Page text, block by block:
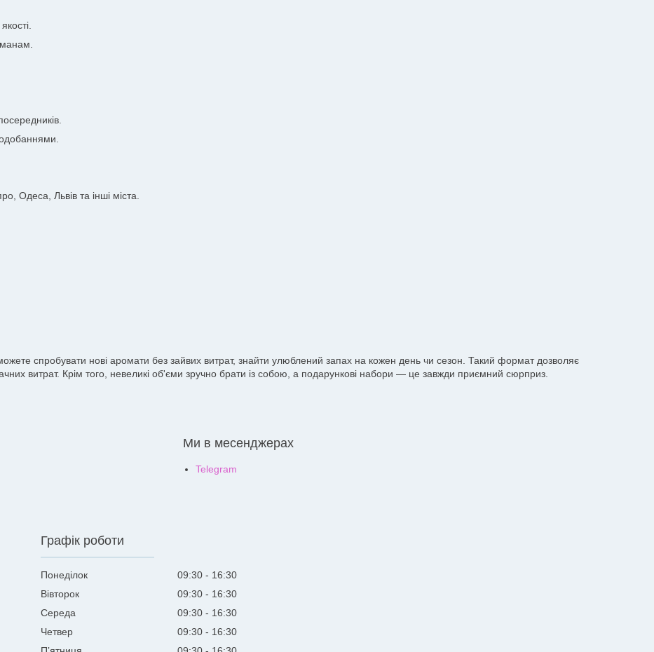
Одеса, Львів та інші міста.
спробувати нові аромати без зайвих витрат, знайти улюблений запах на кожен день чи сезон. Такий формат дозволяє
витрат. Крім того, невеликі об'єми зручно брати із собою, а подарункові набори — це завжди приємний сюрприз.
Ми в месенджерах
Telegram
Графік роботи
Понеділок 09:30
16:30
Вівторок
09:30
16:30
Середа
09:30
16:30
Четвер
09:30
16:30